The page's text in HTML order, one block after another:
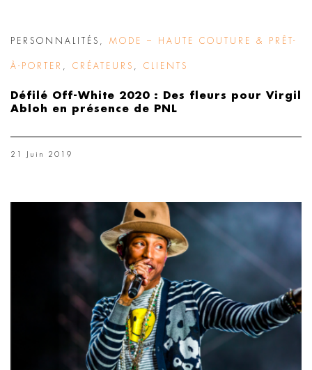
PERSONNALITÉS MODE – HAUTE COUTURE & PRÊT-
À-PORTER CRÉATEURS CLIENTS
Défilé Off-White 2020 : Des fleurs pour Virgil
Abloh en présence de PNL
21 Juin 2019